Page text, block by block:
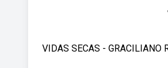
VIDAS SECAS - GRACILIANO